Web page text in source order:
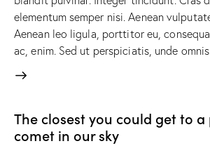
elementum semper nisi. Aenean
Aenean leo ligula, porttitor eu,
ac, enim. Sed ut perspiciatis, unde
The closest you could get to a
comet in our sky